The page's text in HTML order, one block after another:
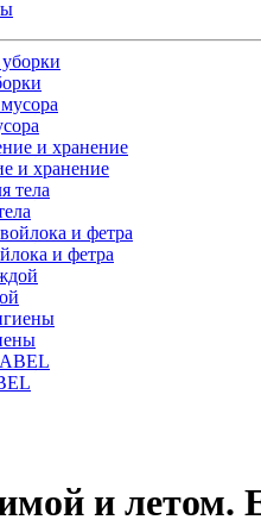
и хранение
и фетра
и летом.